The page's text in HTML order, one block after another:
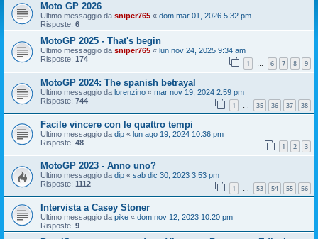
Moto GP 2026
Ultimo messaggio da sniper765 « dom mar 01, 2026 5:32 pm
Risposte: 6
MotoGP 2025 - That's begin
Ultimo messaggio da sniper765 « lun nov 24, 2025 9:34 am
Risposte: 174 1 … 6 7 8 9
MotoGP 2024: The spanish betrayal
Ultimo messaggio da lorenzino « mar nov 19, 2024 2:59 pm
Risposte: 744 1 … 35 36 37 38
Facile vincere con le quattro tempi
Ultimo messaggio da dip « lun ago 19, 2024 10:36 pm
Risposte: 48 1 2 3
MotoGP 2023 - Anno uno?
Ultimo messaggio da dip « sab dic 30, 2023 3:53 pm
Risposte: 1112 1 … 53 54 55 56
Intervista a Casey Stoner
Ultimo messaggio da pike « dom nov 12, 2023 10:20 pm
Risposte: 9